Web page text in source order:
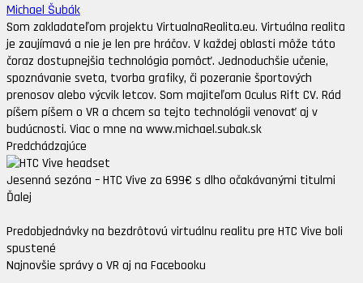
Michael Šubák
Som zakladateľom projektu VirtualnaRealita.eu. Virtuálna realita
je zaujímavá a nie je len pre hráčov. V každej oblasti môže táto
čoraz dostupnejšia technológia pomôcť. Jednoduchšie učenie,
spoznávanie sveta, tvorba grafiky, či pozeranie športových
prenosov alebo výcvik letcov. Som majiteľom Oculus Rift CV. Rád
píšem píšem o VR a chcem sa tejto technológii venovať aj v
budúcnosti. Viac o mne na www.michael.subak.sk
Predchádzajúce
Jesenná sezóna – HTC Vive za 699€ s dlho očakávanými titulmi
Ďalej
Predobjednávky na bezdrôtovú virtuálnu realitu pre HTC Vive boli
spustené
Najnovšie správy o VR aj na Facebooku